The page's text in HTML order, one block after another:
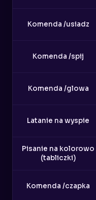
Komenda /usiadz
Komenda /spij
Komenda /glowa
Latanie na wyspie
Pisanie na kolorowo
(tabliczki)
Komenda /czapka